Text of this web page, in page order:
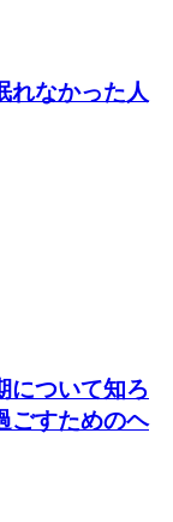
れなかった人
について知ろ
ごすためのヘ